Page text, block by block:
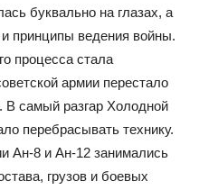
буквально на глазах, а
принципы ведения войны.
процесса стала
армии перестало
В самый разгар Холодной
перебрасывать технику.
Ан-8 и Ан-12 занимались
грузов и боевых